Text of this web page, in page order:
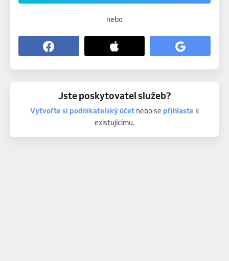
nebo
Jste poskytovatel služeb?
Vytvořte si podnikatelský účetnebo se přihlastek
existujícímu.